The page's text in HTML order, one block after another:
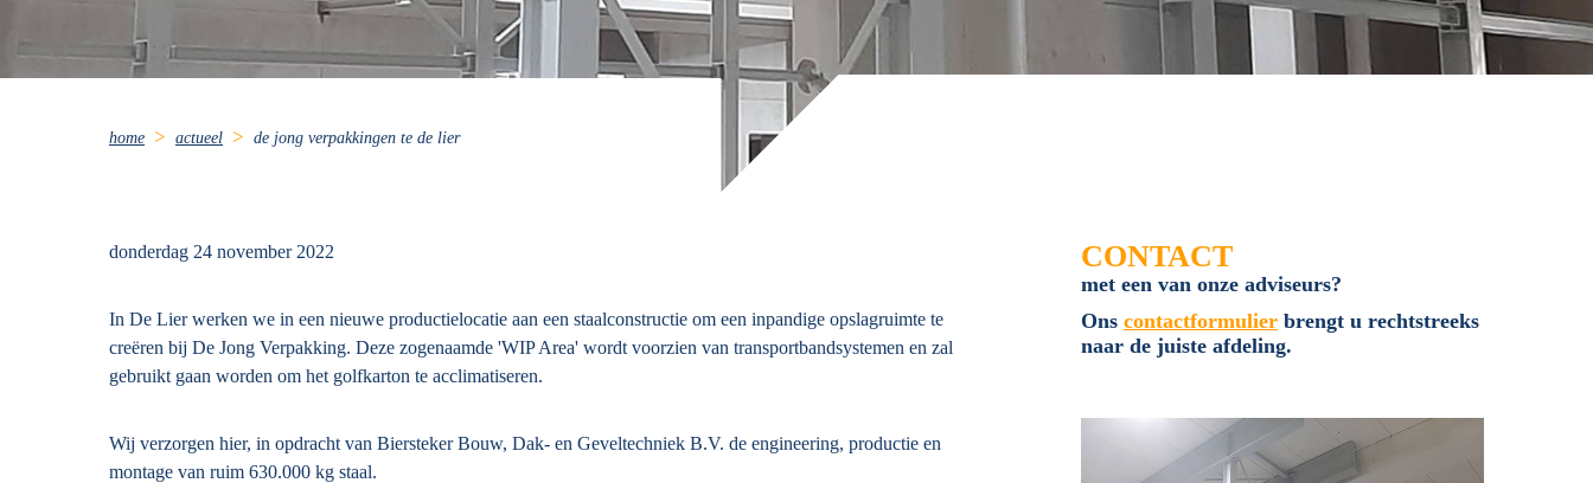
home actueel de jong verpakkingen te de lier
donderdag 24 november 2022
In De Lier werken we in een nieuwe productielocatie aan een staalconstructie om een inpandige opslagruimte te
creëren bij De Jong Verpakking. Deze zogenaamde 'WIP Area' wordt voorzien van transportbandsystemen en zal
gebruikt gaan worden om het golfkarton te acclimatiseren.
Wij verzorgen hier, in opdracht van Biersteker Bouw, Dak- en Geveltechniek B.V. de engineering, productie en
montage van ruim 630.000 kg staal.
CONTACT
met een van onze adviseurs?
Ons contactformulier brengt u rechtstreeks
naar de juiste afdeling.